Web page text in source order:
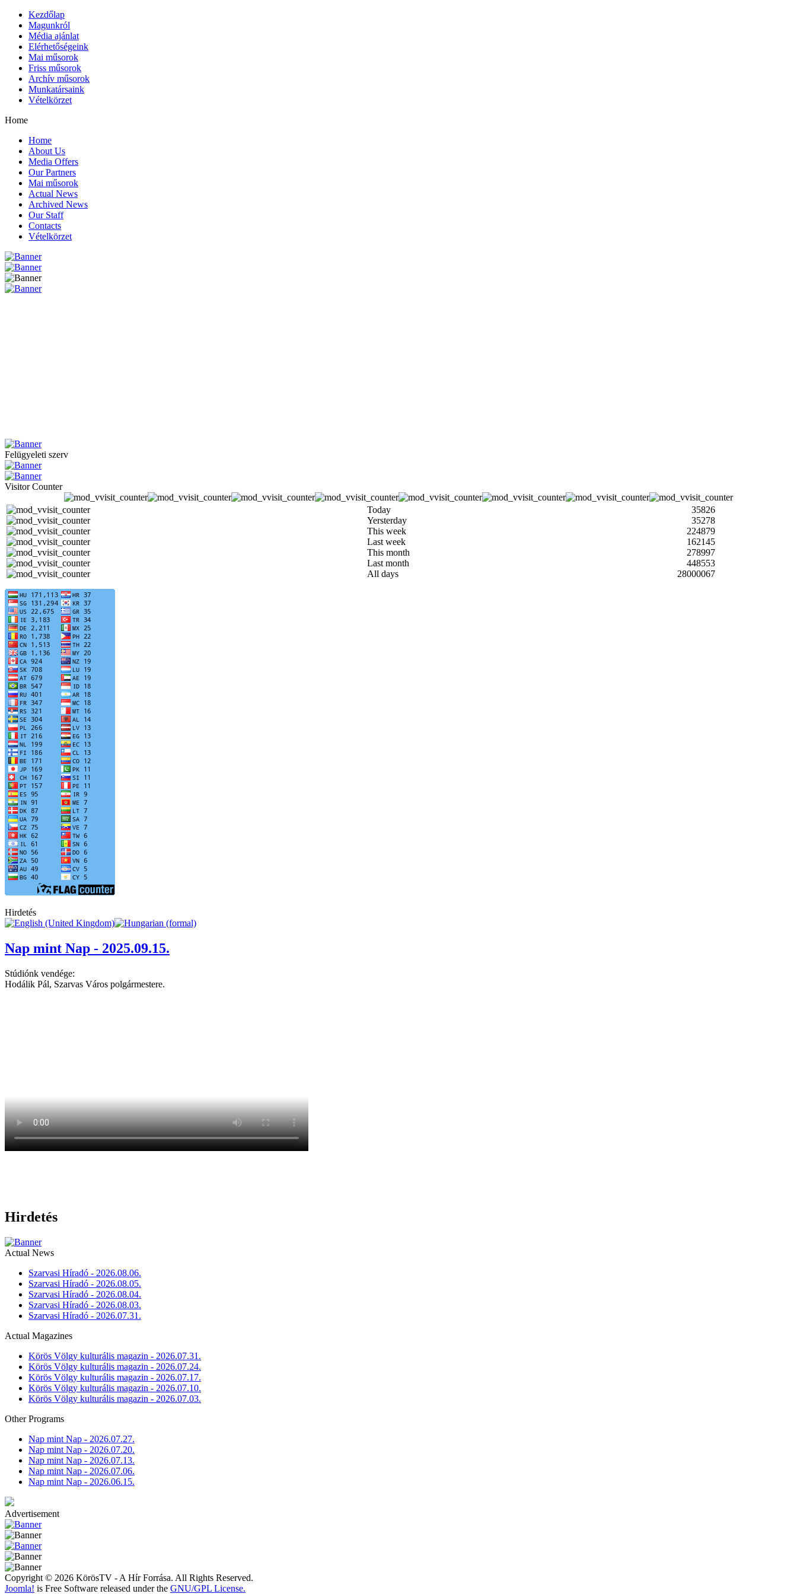
Kezdőlap
Magunkról
Média ajánlat
Elérhetőségeink
Mai műsorok
Friss műsorok
Archív műsorok
Munkatársaink
Vételkörzet
Home
Home
About Us
Media Offers
Our Partners
Mai műsorok
Actual News
Archived News
Our Staff
Contacts
Vételkörzet
Felügyeleti szerv
Visitor Counter
Today
35826
Yersterday
35278
This week
224879
Last week
162145
This month
278997
Last month
448553
All days
28000067
Hirdetés
Nap mint Nap - 2025.09.15.
Stúdiónk vendége:
Hodálik Pál, Szarvas Város polgármestere.
Hirdetés
Actual News
Szarvasi Híradó - 2026.08.06.
Szarvasi Híradó - 2026.08.05.
Szarvasi Híradó - 2026.08.04.
Szarvasi Híradó - 2026.08.03.
Szarvasi Híradó - 2026.07.31.
Actual Magazines
Körös Völgy kulturális magazin - 2026.07.31.
Körös Völgy kulturális magazin - 2026.07.24.
Körös Völgy kulturális magazin - 2026.07.17.
Körös Völgy kulturális magazin - 2026.07.10.
Körös Völgy kulturális magazin - 2026.07.03.
Other Programs
Nap mint Nap - 2026.07.27.
Nap mint Nap - 2026.07.20.
Nap mint Nap - 2026.07.13.
Nap mint Nap - 2026.07.06.
Nap mint Nap - 2026.06.15.
Advertisement
Copyright © 2026 KörösTV - A Hír Forrása. All Rights Reserved.
Joomla! is Free Software released under the GNU/GPL License.